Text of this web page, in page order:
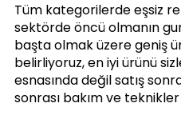
Tüm kategorilerde eşsiz
sektörde öncü olmanın
başta olmak üzere geniş
belirliyoruz, en iyi ürünü
esnasında değil satış
sonrası bakım ve